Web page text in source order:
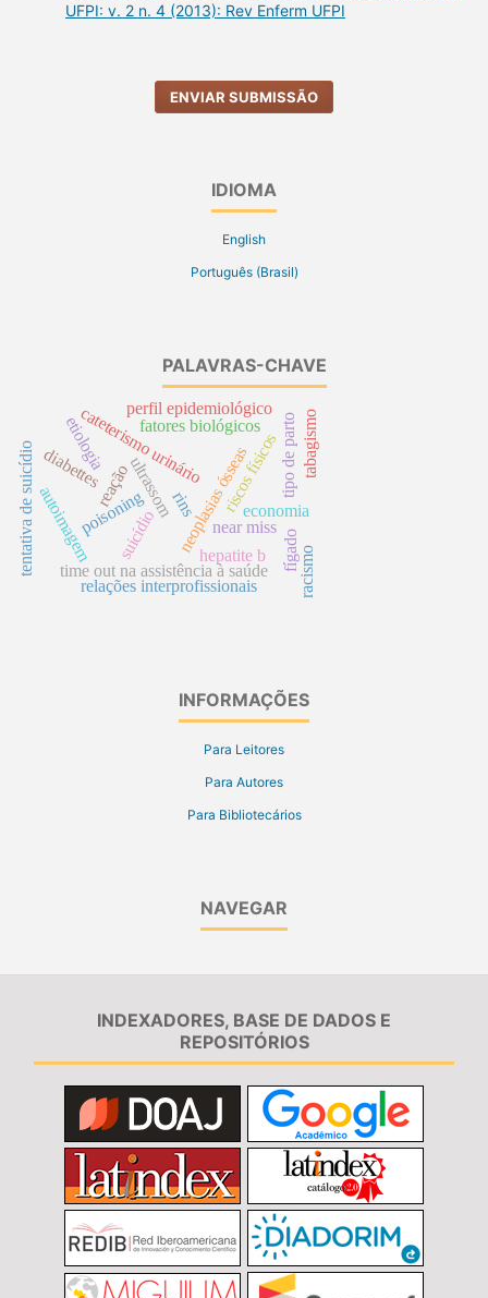
UFPI: v. 2 n. 4 (2013): Rev Enferm UFPI
ENVIAR SUBMISSÃO
IDIOMA
English
Português (Brasil)
PALAVRAS-CHAVE
hepatite b
neoplasias ósseas
poisoningultrassom
cateterismo urinário
near miss
time out na assistência à saúde
riscos físicos
autoimagem
fatores biológicos
perfil epidemiológico
relações interprofissionais
economia
suicídio
tentativa de suicídio reação
diabettes
fígado
rins
racismo
tipo de parto
etiologia tabagismo
INFORMAÇÕES
Para Leitores
Para Autores
Para Bibliotecários
NAVEGAR
INDEXADORES, BASE DE DADOS E
REPOSITÓRIOS